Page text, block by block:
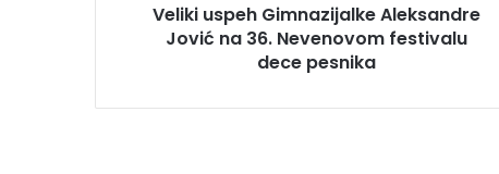
Veliki uspeh Gimnazijalke Aleksandre
Jović na 36. Nevenovom festivalu
dece pesnika